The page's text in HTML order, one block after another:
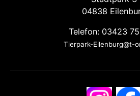
04838
Telefon: 03423
Tierpark-Eilenburg@t-